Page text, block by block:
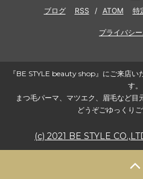
ブログ RSS / ATOM 特
プライバシ
『BE STYLE beauty shop』にご来店い
す。
まつ毛パーマ、マツエク、眉毛など目
どうぞごゆっくりご
(c) 2021 BE STYLE